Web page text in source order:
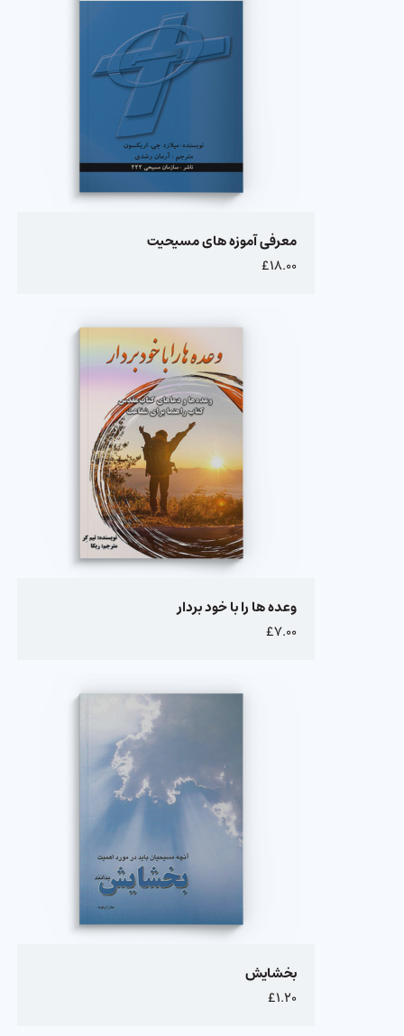
معرفی آموزه های مسیحیت
£۱۸.۰۰
وعده ها را با خود بردار
£۷.۰۰
بخشایش
£۱.۲۰